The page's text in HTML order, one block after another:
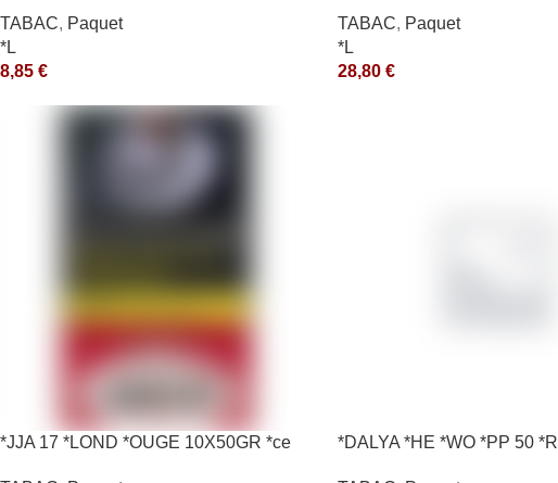
TABAC, Paquet
*L
8,85 €
TABAC, Paquet
*L
28,80 €
*JJA 17 *LOND *OUGE 10X50GR *ce *DALYA *HE *WO *PP 50 *R